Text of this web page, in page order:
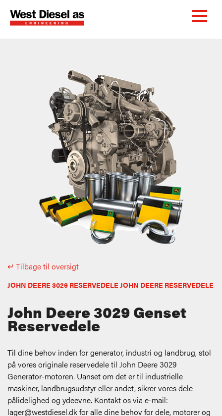
↵ Tilbage til oversigt
JOHN DEERE 3029 RESERVEDELE JOHN DEERE RESERVEDELE
John Deere 3029 Genset
Reservedele
Til dine behov inden for generator, industri og landbrug, stol
på vores originale reservedele til John Deere 3029
Generator-motoren. Uanset om det er til industrielle
maskiner, landbrugsudstyr eller andet, sikrer vores dele
pålidelighed og ydeevne. Kontakt os via e-mail:
lager@westdiesel.dkfor alle dine behov for dele, motorer og